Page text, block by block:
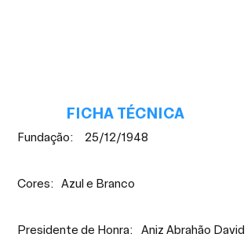
FICHA TÉCNICA
Fundação: 25/12/1948
Cores: Azul e Branco
Presidente de Honra: Aniz Abrahão David